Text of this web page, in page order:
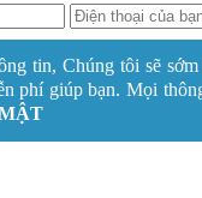
tin, Chúng tôi sẽ
phí giúp bạn. Mọi